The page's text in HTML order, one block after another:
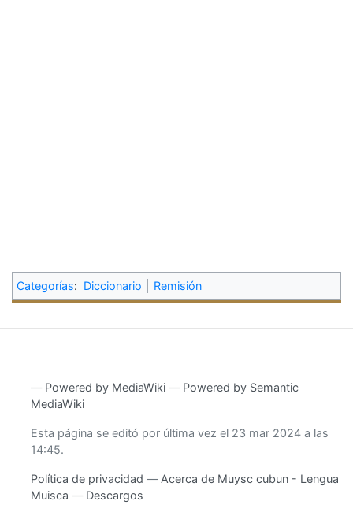
Categorías: Diccionario Remisión
― Powered by MediaWiki ― Powered by Semantic
MediaWiki
Esta página se editó por última vez el 23 mar 2024 a las
14:45.
Política de privacidad
Acerca de Muysc cubun - Lengua
Muisca
Descargos